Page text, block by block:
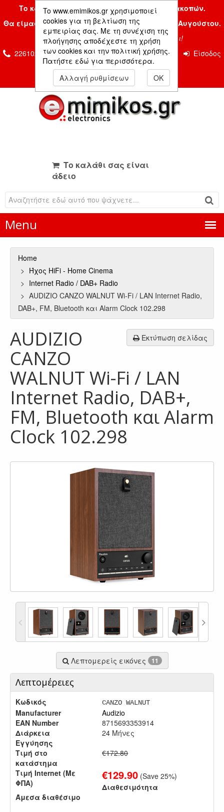
To www.emimikos.gr χρησιμοποιεί
cookies για τη βελτίωση της
εμπειρίας σας. Με τη συνέχιση της
πλοήγησης αποδέχεστε τη χρήση
των cookies και την πολιτική χρήσης.
Πατήστε εδώ για περισσότερα.
Αλλαγή ρυθμίσεων
OK
Το κατάστημα μας είναι κλειστό λόγω διακοπών.
Θα είμαστε και πάλι μαζί σας την Δευτέρα 24 Αυγούστου.
Σας ευχόμαστε ένα όμορφο καλοκαίρι!
2261026435 & 2261081666
Επικοινωνία
Είσοδος
Μέλους
Το καλάθι σας είναι
άδειο
Menu
Home
Ήχος HiFi - Home Cinema
Internet Radio / DAB+ Radio
AUDIZIO CANZO WALNUT Wi-Fi / LAN Internet Radio,
DAB+, FM, Bluetooth και Alarm Clock 102.298
Εκτύπωση σελίδας
AUDIZIO
CANZO
WALNUT Wi-Fi / LAN
Internet Radio, DAB+,
FM, Bluetooth και Alarm
Clock 102.298
Λεπτομερείς εικόνες 11
Λεπτομέρειες
Κωδικός CANZO WALNUT
Manufacturer
Audizio
EAN Number
8715693353914
Διάρκεια
Εγγύησης
24 Μήνες
Τιμή στο
κατάστημα
€172.80
Τιμή Internet (Με
ΦΠΑ)
€129.90 (Save25%)
Διαθεσιμότητα
Άμεσα διαθέσιμο